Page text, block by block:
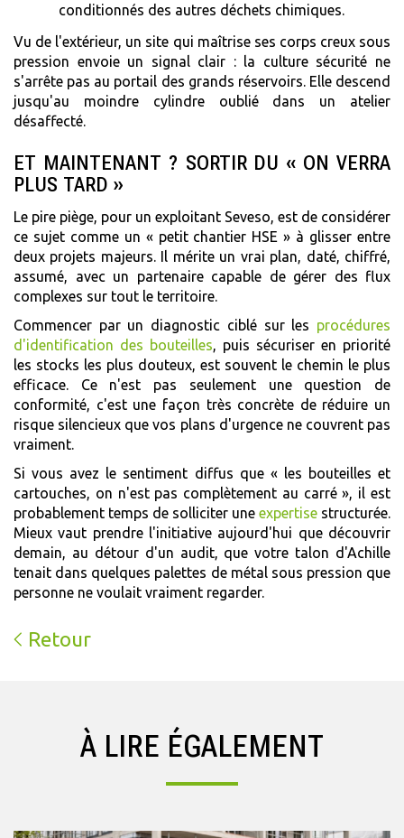
conditionnés des autres déchets chimiques.
Vu de l'extérieur, un site qui maîtrise ses corps creux sous
pression envoie un signal clair : la culture sécurité ne
s'arrête pas au portail des grands réservoirs. Elle descend
jusqu'au moindre cylindre oublié dans un atelier
désaffecté.
ET MAINTENANT ? SORTIR DU « ON VERRA
PLUS TARD »
Le pire piège, pour un exploitant Seveso, est de considérer
ce sujet comme un « petit chantier HSE » à glisser entre
deux projets majeurs. Il mérite un vrai plan, daté, chiffré,
assumé, avec un partenaire capable de gérer des flux
complexes sur tout le territoire.
Commencer par un diagnostic ciblé sur les procédures
d'identification des bouteilles, puis sécuriser en priorité
les stocks les plus douteux, est souvent le chemin le plus
efficace. Ce n'est pas seulement une question de
conformité, c'est une façon très concrète de réduire un
risque silencieux que vos plans d'urgence ne couvrent pas
vraiment.
Si vous avez le sentiment diffus que « les bouteilles et
cartouches, on n'est pas complètement au carré », il est
probablement temps de solliciter une expertise structurée.
Mieux vaut prendre l'initiative aujourd'hui que découvrir
demain, au détour d'un audit, que votre talon d'Achille
tenait dans quelques palettes de métal sous pression que
personne ne voulait vraiment regarder.
Retour
À LIRE ÉGALEMENT